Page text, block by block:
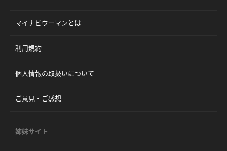
マイナビウーマンとは
利用規約
個人情報の取扱いについて
ご意見・ご感想
姉妹サイト